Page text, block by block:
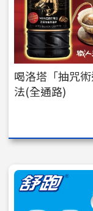
喝洛塔「抽咒
法(全通路)